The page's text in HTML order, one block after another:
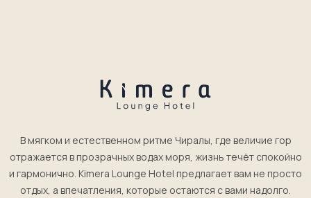
В мягком и естественном ритме Чиралы, где величие гор
отражается в прозрачных водах моря, жизнь течёт спокойно
и гармонично. Kimera Lounge Hotel предлагает вам не просто
отдых, а впечатления, которые остаются с вами надолго.